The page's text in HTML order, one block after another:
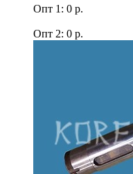
Опт 1: 0 р.
Опт 2: 0 р.